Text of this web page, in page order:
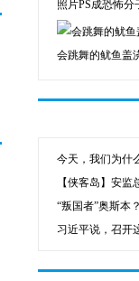
照片PS成恐怖分
会跳舞的鱿鱼盖
今天，我们为什
【侠客岛】安
“叛国者”奥斯本
习近平说，召开